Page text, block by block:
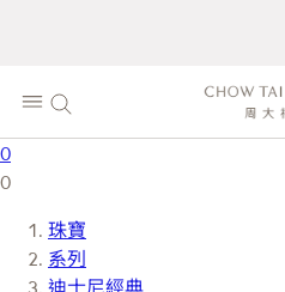
0
0
珠寶
系列
迪士尼經典